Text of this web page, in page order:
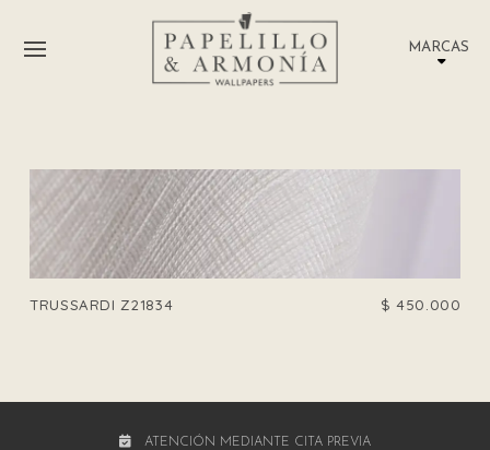
MARCAS
TRUSSARDI Z21834 $ 450.000
ATENCIÓN MEDIANTE CITA PREVIA